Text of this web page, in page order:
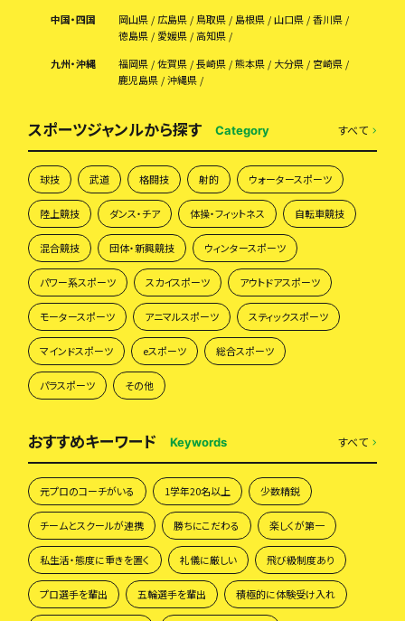
中国・四国
岡山県 広島県 鳥取県 島根県 山口県
香川県
徳島県
愛媛県
高知県
九州・沖縄
福岡県 佐賀県 長崎県 熊本県 大分県
宮崎県
鹿児島県
沖縄県
スポーツジャンルから探す Category すべて
球技 武道 格闘技 射的 ウォータースポーツ
陸上競技 ダンス・チア 体操・フィットネス 自転車競技
混合競技 団体・新興競技 ウィンタースポーツ
パワー系スポーツ スカイスポーツ アウトドアスポーツ
モータースポーツ アニマルスポーツ スティックスポーツ
マインドスポーツ eスポーツ 総合スポーツ
パラスポーツ その他
おすすめキーワード Keywords すべて
元プロのコーチがいる 1学年20名以上 少数精鋭
チームとスクールが連携 勝ちにこだわる 楽しくが第一
私生活・態度に重きを置く 礼儀に厳しい 飛び級制度あり
プロ選手を輩出 五輪選手を輩出 積極的に体験受け入れ